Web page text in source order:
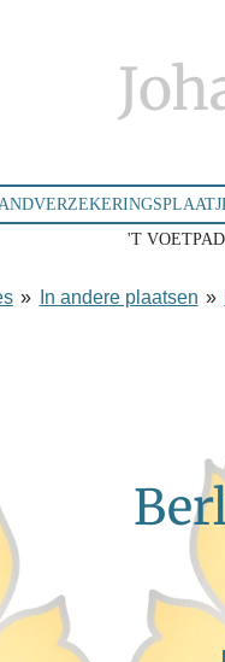
'T
» In andere plaatsen »